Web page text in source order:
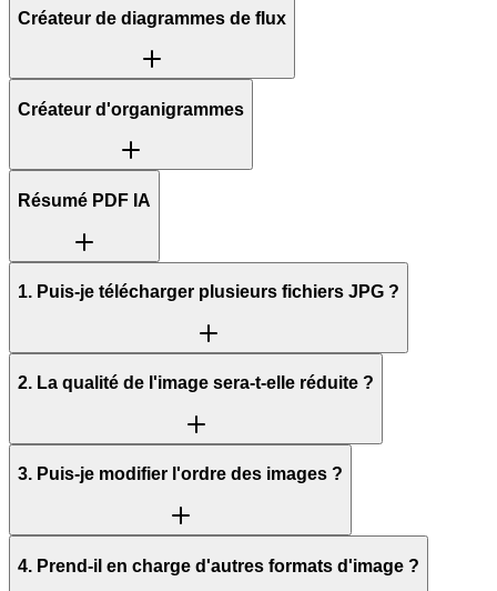
Créateur de diagrammes de flux
Créateur d'organigrammes
Résumé PDF IA
1. Puis-je télécharger plusieurs fichiers JPG ?
2. La qualité de l'image sera-t-elle réduite ?
3. Puis-je modifier l'ordre des images ?
4. Prend-il en charge d'autres formats d'image ?